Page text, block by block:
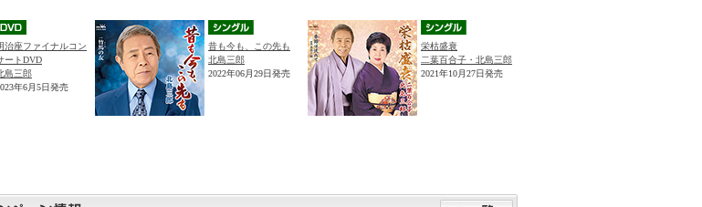
治座ファイナルコン
ートDVD
島三郎
年6月5日発売
昔も今も、この先も
北島三郎
2022年06月29日発売
栄枯盛衰
二葉百合子・北島三郎
2021年10月27日発売